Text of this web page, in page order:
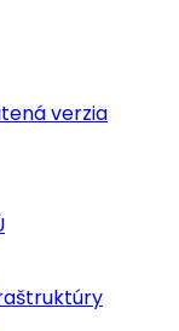
verzia